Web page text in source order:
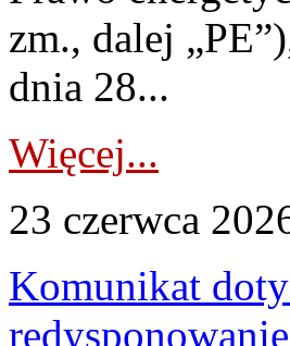
zm., dalej
dnia 28...
Więcej...
23 czerwca
Komunikat